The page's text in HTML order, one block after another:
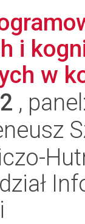
i
w
,